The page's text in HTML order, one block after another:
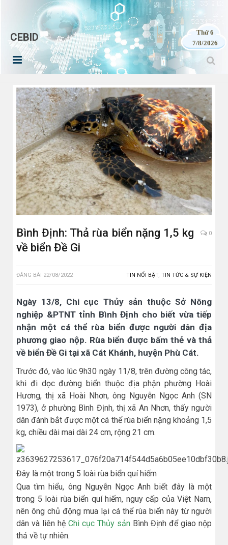
CEBID
Thứ 6
7/8/2026
Bình Định: Thả rùa biển nặng 1,5 kg
về biển Đề Gi
0
ĐĂNG BÀI 22/08/2022 TIN NỔI BẬT, TIN TỨC & SỰ KIỆN
Ngày 13/8, Chi cục Thủy sản thuộc Sở Nông
nghiệp &PTNT tỉnh Bình Định cho biết vừa tiếp
nhận một cá thể rùa biển được người dân địa
phương giao nộp. Rùa biển được bấm thẻ và thả
về biển Đề Gi tại xã Cát Khánh, huyện Phù Cát.
Trước đó, vào lúc 9h30 ngày 11/8, trên đường công tác,
khi đi dọc đường biển thuộc địa phận phường Hoài
Hương, thị xã Hoài Nhơn, ông Nguyễn Ngọc Anh (SN
1973), ở phường Bình Định, thị xã An Nhơn, thấy người
dân đánh bắt được một cá thể rùa biển nặng khoảng 1,5
kg, chiều dài mai dài 24 cm, rộng 21 cm.
Đây là một trong 5 loài rùa biển quí hiếm
Qua tìm hiểu, ông Nguyễn Ngọc Anh biết đây là một
trong 5 loài rùa biển quí hiếm, nguy cấp của Việt Nam,
nên ông chủ động mua lại cá thể rùa biển này từ người
dân và liên hệ Chi cục Thủy sản Bình Định để giao nộp
thả về tự nhiên.